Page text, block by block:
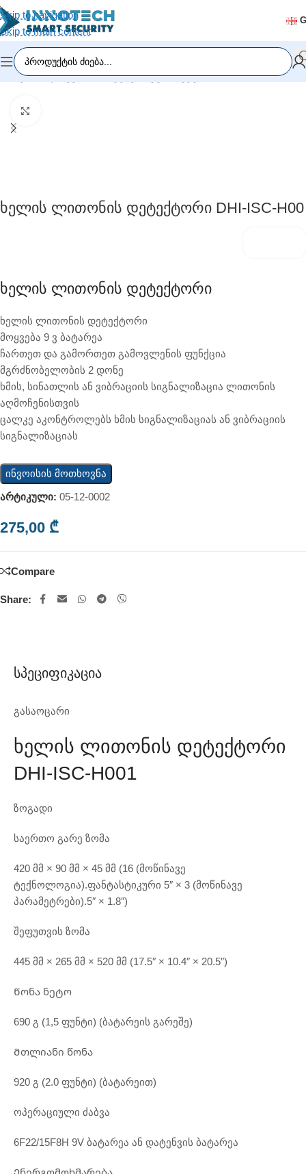
Skip to navigation
Skip to main content
მთავარი/დაშვების სისტემები/ტურნიკეტი
Ხელის Ლითონის Დეტექტორი DHI-ISC-H00
Ხელის Ლითონის Დეტექტორი
ხელის ლითონის დეტექტორი
მოყვება 9 ვ ბატარეა
ჩართეთ და გამორთეთ გამოვლენის ფუნქცია
მგრძნობელობის 2 დონე
ხმის, სინათლის ან ვიბრაციის სიგნალიზაცია ლითონის
აღმოჩენისთვის
ცალკე აკონტროლებს ხმის სიგნალიზაციას ან ვიბრაციის
სიგნალიზაციას
ინვოისის მოთხოვნა
არტიკული: 05-12-0002
275,00 ₾
Compare
Share:
Სპეციფიკაცია
გასაოცარი
Ხელის Ლითონის Დეტექტორი
DHI-ISC-H001
ზოგადი
საერთო გარე ზომა
420 მმ × 90 მმ × 45 მმ (16 (მოწინავე
ტექნოლოგია).ფანტასტიკური 5″ × 3 (მოწინავე
პარამეტრები).5″ × 1.8″)
შეფუთვის ზომა
445 მმ × 265 მმ × 520 მმ (17.5″ × 10.4″ × 20.5″)
Წონა ნეტო
690 გ (1,5 ფუნტი) (ბატარეის გარეშე)
Მთლიანი წონა
920 გ (2.0 ფუნტი) (ბატარეით)
ოპერაციული ძაბვა
6F22/15F8H 9V ბატარეა ან დატენვის ბატარეა